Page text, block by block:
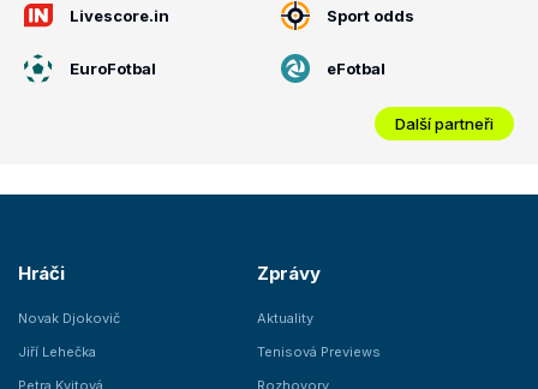
Livescore.in Sport odds
EuroFotbal eFotbal
Další partneři
Hráči
Novak Djokovič
Jiří Lehečka
Petra Kvitová
Zprávy
Aktuality
Tenisová Previews
Rozhovory